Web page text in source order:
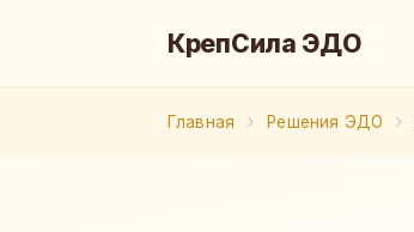
КрепСила ЭДО
Главная Решения ЭДО